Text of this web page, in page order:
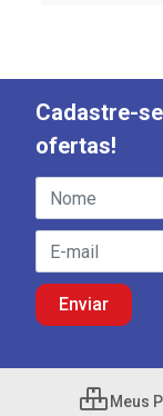
Cadastre-
ofertas!
Meus